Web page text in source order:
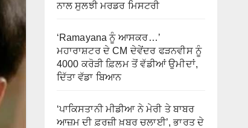
ਨਾਲ ਸੁਲਝੀ ਮਰਡਰ ਮਿਸਟਰੀ
‘Ramayana ਨੂੰ ਆਸਕਰ…’
ਮਹਾਰਾਸ਼ਟਰ ਦੇ CM ਦੇਵੇਂਦਰ ਫੜਨਵੀਸ ਨੂੰ
4000 ਕਰੋੜੀ ਫ਼ਿਲਮ ਤੋਂ ਵੱਡੀਆਂ ਉਮੀਦਾਂ,
ਦਿੱਤਾ ਵੱਡਾ ਬਿਆਨ
‘ਪਾਕਿਸਤਾਨੀ ਮੀਡੀਆ ਨੇ ਮੇਰੀ ਤੇ ਬਾਬਰ
ਆਜ਼ਮ ਦੀ ਫ਼ਰਜ਼ੀ ਖ਼ਬਰ ਚਲਾਈ’, ਭਾਰਤ ਦੇ